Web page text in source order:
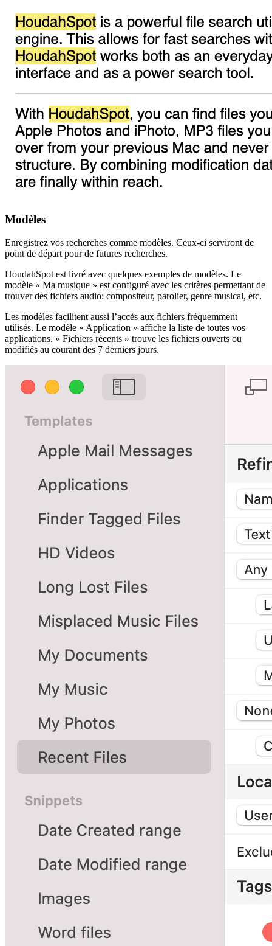
Modèles
Enregistrez vos recherches comme modèles. Ceux-ci serviront de
point de départ pour de futures recherches.
HoudahSpot est livré avec quelques exemples de modèles. Le
modèle « Ma musique » est configuré avec les critères permettant de
trouver des fichiers audio: compositeur, parolier, genre musical, etc.
Les modèles facilitent aussi l’accès aux fichiers fréquemment
utilisés. Le modèle « Application » affiche la liste de toutes vos
applications. « Fichiers récents » trouve les fichiers ouverts ou
modifiés au courant des 7 derniers jours.